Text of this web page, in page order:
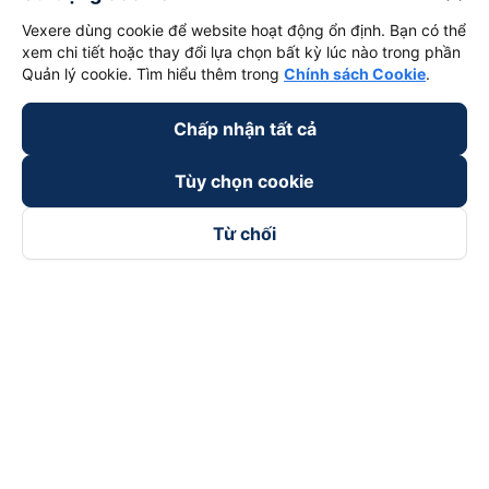
Vexere dùng cookie để website hoạt động ổn định. Bạn có thể
xem chi tiết hoặc thay đổi lựa chọn bất kỳ lúc nào trong phần
Quản lý cookie. Tìm hiểu thêm trong Chính sách Cookie.
Chấp nhận tất cả
Tùy chọn cookie
Từ chối